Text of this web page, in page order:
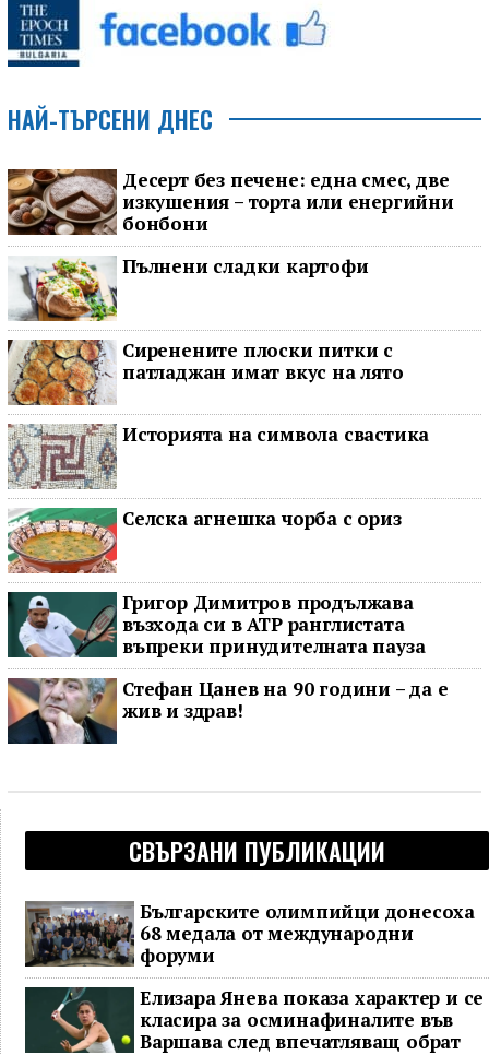
НАЙ-ТЪРСЕНИ ДНЕС
Десерт без печене: една смес, две
изкушения – торта или енергийни
бонбони
Пълнени сладки картофи
Сиренените плоски питки с
патладжан имат вкус на лято
Историята на символа свастика
Селска агнешка чорба с ориз
Григор Димитров продължава
възхода си в ATP ранглистата
въпреки принудителната пауза
Стефан Цанев на 90 години – да е
жив и здрав!
СВЪРЗАНИ ПУБЛИКАЦИИ
Българските олимпийци донесоха
68 медала от международни
форуми
Елизара Янева показа характер и се
класира за осминафиналите във
Варшава след впечатляващ обрат